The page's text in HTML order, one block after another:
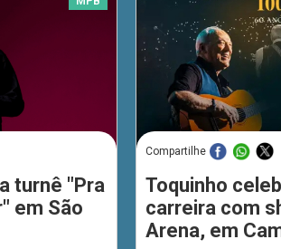
turnê "Pra
em São
Compartilhe
Toquinho
carreira com
Arena, em